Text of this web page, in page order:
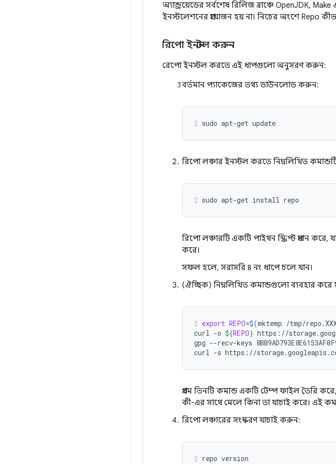
অ্যান্ড্রয়েডের সর্বশেষ রিলিজ ব্রাঞ্চে OpenJDK,
ইনস্টলেশনের প্রয়োজন হয় না। নিচের অংশে Repo
রিপো ইনস্টল করুন
রেপো ইনস্টল করতে এই ধাপগুলো অনুসরণ করুন:
বর্তমান প্যাকেজের তথ্য ডাউনলোড করুন:
sudo apt-get update
রিপো লঞ্চার ইনস্টল করতে নিম্নলিখিত
sudo apt-get install repo
রিপো লঞ্চারটি একটি পাইথন স্ক্রিপ্ট প্রদান
করে।
সফল হলে, সরাসরি ৪ নং ধাপে চলে যান।
(ঐচ্ছিক) নিম্নলিখিত কমান্ডগুলো ব্যবহার
export REPO=$(mktemp /tmp/
curl -o ${REPO} https://
gpg --recv-keys
curl -s https://
প্রথম তিনটি কমান্ড একটি টেম্প ফাইল তৈরি
কী-এর সাথে মেলে কিনা তা যাচাই করে। এই
রিপো লঞ্চারের সংস্করণ যাচাই করুন:
repo version